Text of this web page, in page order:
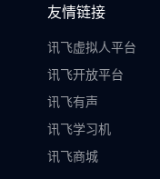
友情链接
讯飞虚拟人平台
讯飞开放平台
讯飞有声
讯飞学习机
讯飞商城